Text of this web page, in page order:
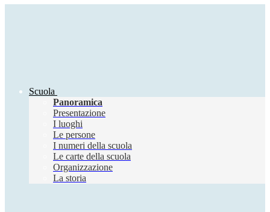
Scuola
Panoramica
Presentazione
I luoghi
Le persone
I numeri della scuola
Le carte della scuola
Organizzazione
La storia